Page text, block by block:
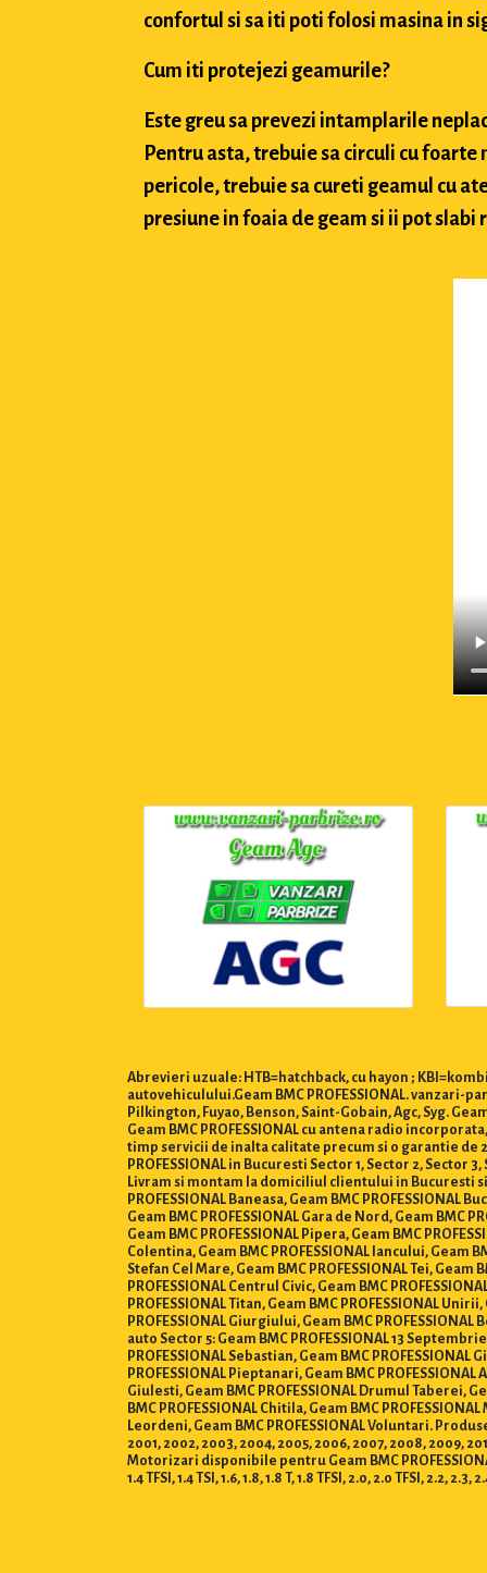
confortul si sa iti poti folosi masina in
Cum iti protejezi geamurile?
Este greu sa prevezi intamplarile
Pentru asta, trebuie sa circuli cu
pericole, trebuie sa cureti geamul cu
presiune in foaia de geam si ii pot slabi
Abrevieri uzuale: HTB=hatchback, cu hayon ;
autovehiculului.Geam BMC PROFESSIONAL.
Pilkington, Fuyao, Benson, Saint-Gobain, Agc, Syg.
Geam BMC PROFESSIONAL cu antena radio
timp servicii de inalta calitate precum si o garantie de
PROFESSIONAL in Bucuresti Sector 1, Sector 2, Sector
Livram si montam la domiciliul clientului in Bucuresti si
PROFESSIONAL Baneasa, Geam BMC PROFESSIONAL
Geam BMC PROFESSIONAL Gara de Nord, Geam BMC
Geam BMC PROFESSIONAL Pipera, Geam BMC
Colentina, Geam BMC PROFESSIONAL Iancului, Geam
Stefan Cel Mare, Geam BMC PROFESSIONAL Tei, Geam
PROFESSIONAL Centrul Civic, Geam BMC
PROFESSIONAL Titan, Geam BMC PROFESSIONAL
PROFESSIONAL Giurgiului, Geam BMC
auto Sector 5: Geam BMC PROFESSIONAL 13
PROFESSIONAL Sebastian, Geam BMC
PROFESSIONAL Pieptanari, Geam BMC
Giulesti, Geam BMC PROFESSIONAL Drumul Taberei,
BMC PROFESSIONAL Chitila, Geam BMC
Leordeni, Geam BMC PROFESSIONAL Voluntari. Produse
2001, 2002, 2003, 2004, 2005, 2006, 2007, 2008, 2009,
Motorizari disponibile pentru Geam BMC PROFESSIONAL :
1.4 TFSI, 1.4 TSI, 1.6, 1.8, 1.8 T, 1.8 TFSI, 2.0, 2.0 TFSI, 2.2,